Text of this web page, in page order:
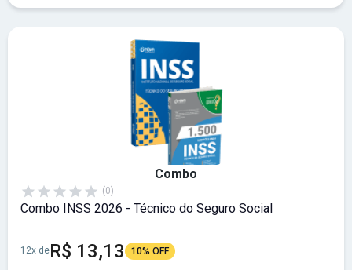
Combo
(0)
Combo INSS 2026 - Técnico do Seguro Social
12x deR$ 13,13 10% OFF